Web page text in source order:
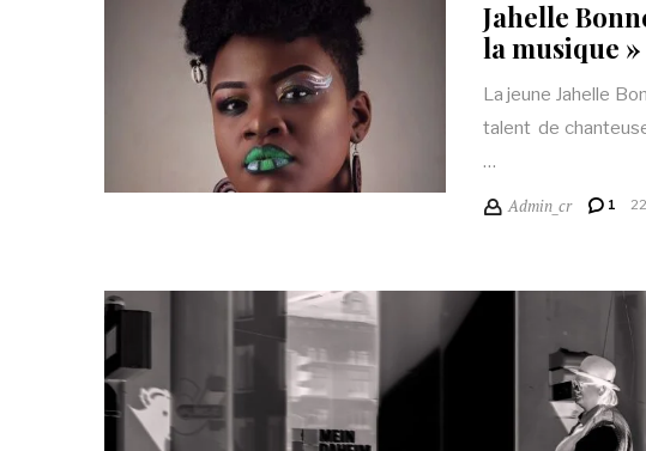
Jahelle
la musique »
La jeune Jahelle
talent de
…
Admin_cr 1